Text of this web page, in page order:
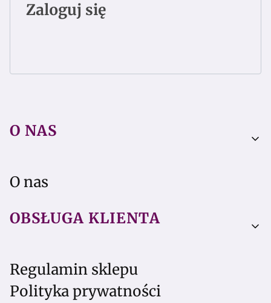
Zaloguj się
Linki w stopce
O NAS
O nas
OBSŁUGA KLIENTA
Regulamin sklepu
Polityka prywatności